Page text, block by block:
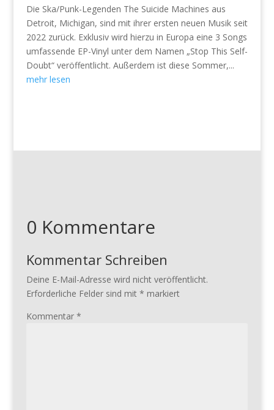
Die Ska/Punk-Legenden The Suicide Machines aus
Detroit, Michigan, sind mit ihrer ersten neuen Musik seit
2022 zurück. Exklusiv wird hierzu in Europa eine 3 Songs
umfassende EP-Vinyl unter dem Namen „Stop This Self-
Doubt“ veröffentlicht. Außerdem ist diese Sommer,...
mehr lesen
0 Kommentare
Kommentar Schreiben
Deine E-Mail-Adresse wird nicht veröffentlicht.
Erforderliche Felder sind mit * markiert
Kommentar *